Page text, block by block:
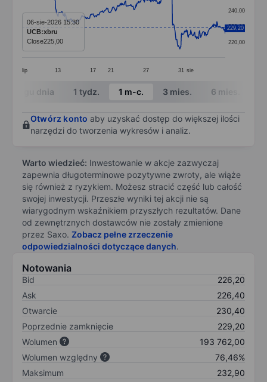
Line chart with 413 data points.
The chart has 1 X axis displaying categories.
The chart has 1 Y axis displaying values. Data
lip 13 17 21 27 31 sie
220,00
230,00
240,00
229,20
06-sie-2026 15:30
UCB:xbru
Close225,00
End of interactive chart.
W ciągu dnia 1 tydz. 1 m-c. 3 mies. 6 mies.
Otwórz konto aby uzyskać dostęp do większej ilości
narzędzi do tworzenia wykresów i analiz.
Warto wiedzieć: Inwestowanie w akcje zazwyczaj
zapewnia długoterminowe pozytywne zwroty, ale wiąże
się również z ryzykiem. Możesz stracić część lub całość
swojej inwestycji. Przeszłe wyniki tej akcji nie są
wiarygodnym wskaźnikiem przyszłych rezultatów. Dane
od zewnętrznych dostawców nie zostały zmienione
przez Saxo. Zobacz pełne zrzeczenie
odpowiedzialności dotyczące danych.
Notowania
Bid
226,20
Ask
226,40
Otwarcie
230,40
Poprzednie zamknięcie
229,20
Wolumen
193 762,00
Wolumen względny
76,46%
Maksimum
232,90